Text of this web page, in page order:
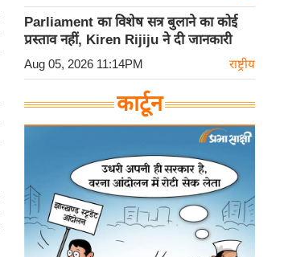
Parliament का विशेष सत्र बुलाने का कोई
प्रस्ताव नहीं, Kiren Rijiju ने दी जानकारी
Aug 05, 2026 11:14PM राष्ट्रीय
कार्टून